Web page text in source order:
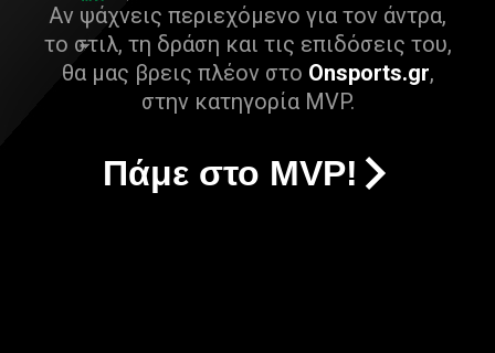
Αν ψάχνεις περιεχόμενο για τον άντρα,
το στιλ, τη δράση και τις επιδόσεις του,
θα μας βρεις πλέον στο Onsports.gr,
στην κατηγορία MVP.
Πάμε στο MVP!